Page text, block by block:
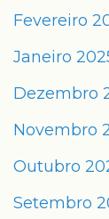
Fevereiro
Janeiro
Dezembro
Novembro
Outubro
Setembro